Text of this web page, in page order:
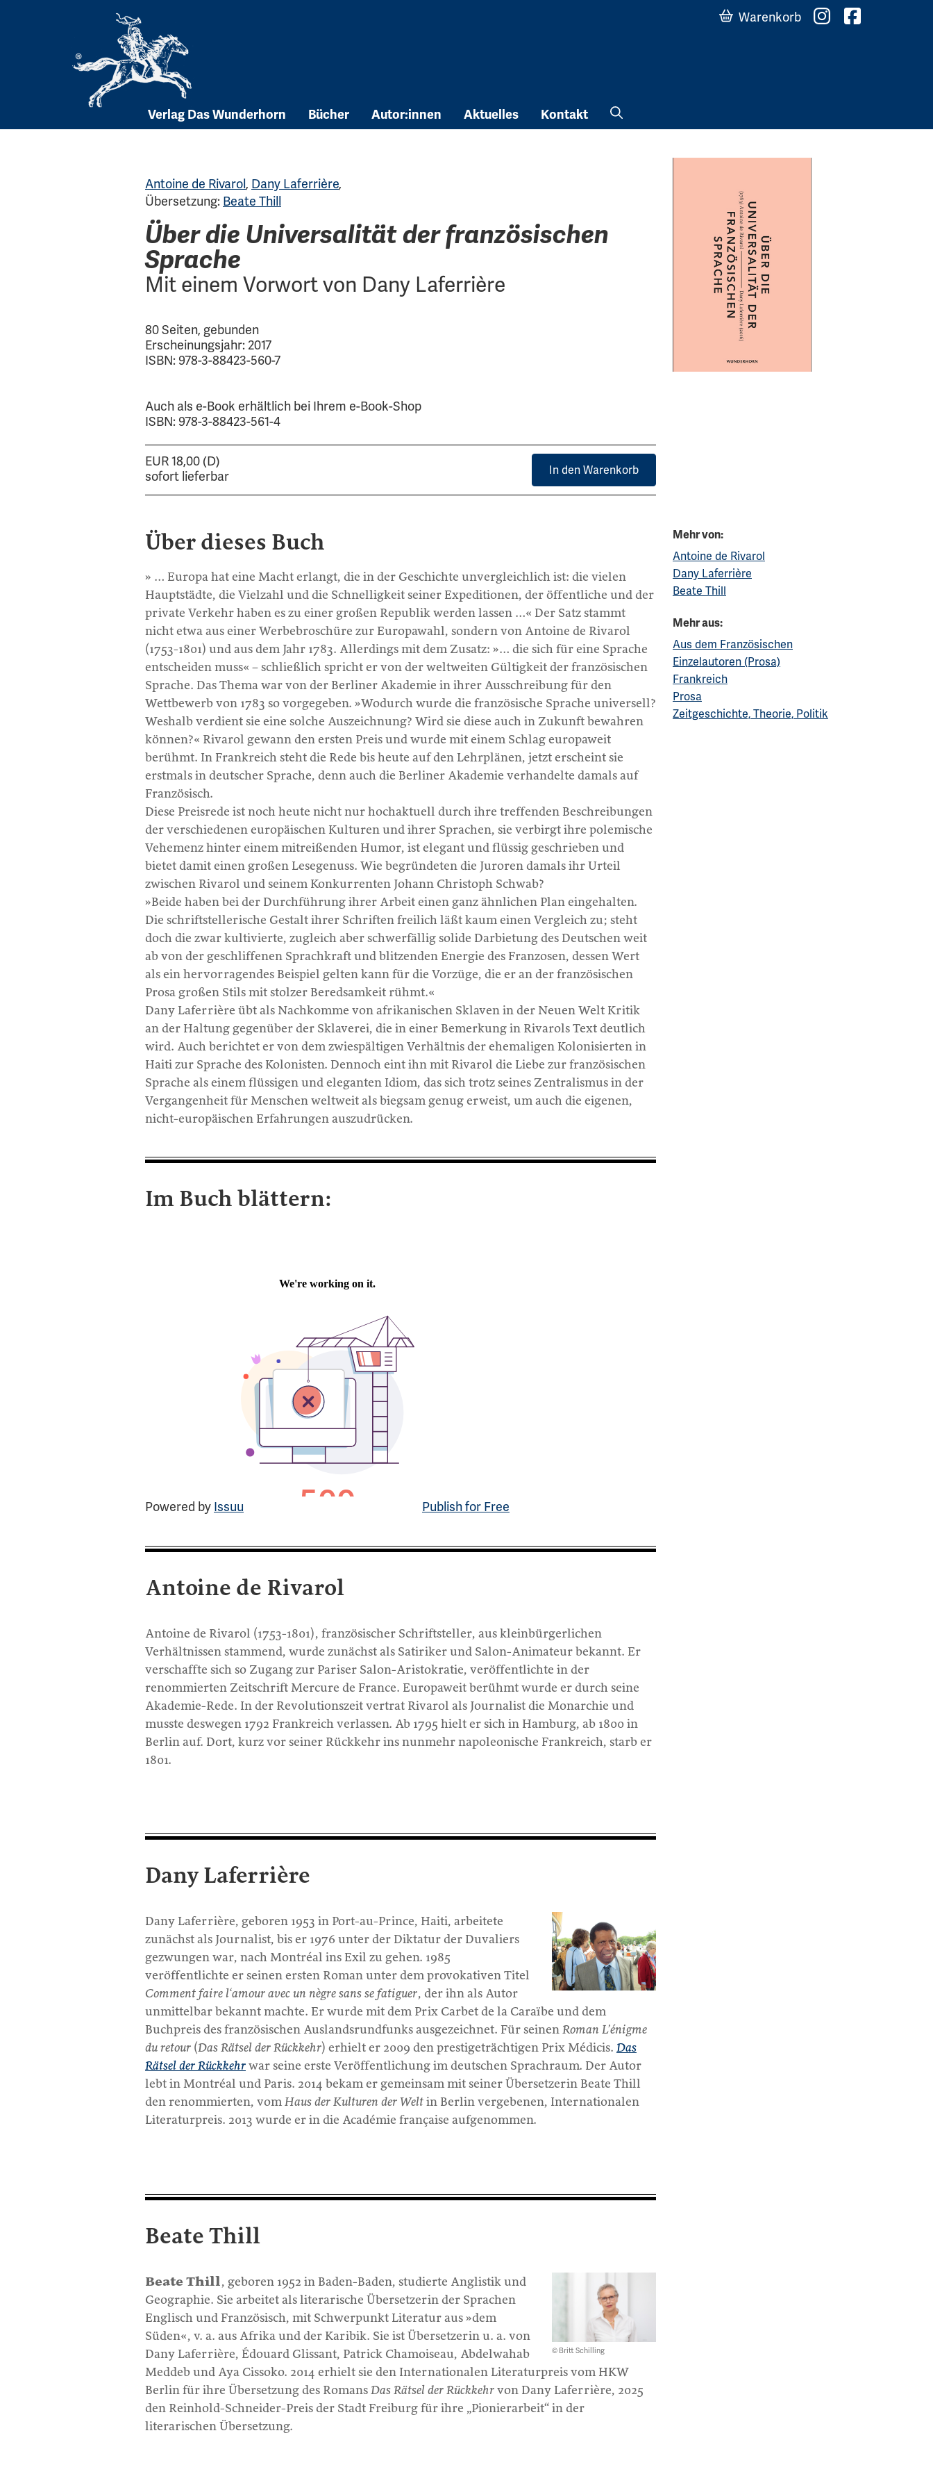
Verlag Das Wunderhorn Bücher Autor:innen Aktuelles Kontakt
Warenkorb
Antoine de Rivarol, Dany Laferrière,
Übersetzung: Beate Thill
Über die Universalität der französischen
Sprache
Mit einem Vorwort von Dany Laferrière
80 Seiten, gebunden
Erscheinungsjahr: 2017
ISBN: 978-3-88423-560-7
Auch als e-Book erhältlich bei Ihrem e-Book-Shop
ISBN: 978-3-88423-561-4
EUR 18,00 (D)
sofort lieferbar
In den Warenkorb
Über dieses Buch
» … Europa hat eine Macht erlangt, die in der Geschichte unvergleichlich ist: die vielen
Hauptstädte, die Vielzahl und die Schnelligkeit seiner Expeditionen, der öffentliche und der
private Verkehr haben es zu einer großen Republik werden lassen …« Der Satz stammt
nicht etwa aus einer Werbebroschüre zur Europawahl, sondern von Antoine de Rivarol
(1753-1801) und aus dem Jahr 1783. Allerdings mit dem Zusatz: »… die sich für eine Sprache
entscheiden muss« – schließlich spricht er von der weltweiten Gültigkeit der französischen
Sprache. Das Thema war von der Berliner Akademie in ihrer Ausschreibung für den
Wettbewerb von 1783 so vorgegeben. »Wodurch wurde die französische Sprache universell?
Weshalb verdient sie eine solche Auszeichnung? Wird sie diese auch in Zukunft bewahren
können?« Rivarol gewann den ersten Preis und wurde mit einem Schlag europaweit
berühmt. In Frankreich steht die Rede bis heute auf den Lehrplänen, jetzt erscheint sie
erstmals in deutscher Sprache, denn auch die Berliner Akademie verhandelte damals auf
Französisch.
Diese Preisrede ist noch heute nicht nur hochaktuell durch ihre treffenden Beschreibungen
der verschiedenen europäischen Kulturen und ihrer Sprachen, sie verbirgt ihre polemische
Vehemenz hinter einem mitreißenden Humor, ist elegant und flüssig geschrieben und
bietet damit einen großen Lesegenuss. Wie begründeten die Juroren damals ihr Urteil
zwischen Rivarol und seinem Konkurrenten Johann Christoph Schwab?
»Beide haben bei der Durchführung ihrer Arbeit einen ganz ähnlichen Plan eingehalten.
Die schriftstellerische Gestalt ihrer Schriften freilich läßt kaum einen Vergleich zu; steht
doch die zwar kultivierte, zugleich aber schwerfällig solide Darbietung des Deutschen weit
ab von der geschliffenen Sprachkraft und blitzenden Energie des Franzosen, dessen Wert
als ein hervorragendes Beispiel gelten kann für die Vorzüge, die er an der französischen
Prosa großen Stils mit stolzer Beredsamkeit rühmt.«
Dany Laferrière übt als Nachkomme von afrikanischen Sklaven in der Neuen Welt Kritik
an der Haltung gegenüber der Sklaverei, die in einer Bemerkung in Rivarols Text deutlich
wird. Auch berichtet er von dem zwiespältigen Verhältnis der ehemaligen Kolonisierten in
Haiti zur Sprache des Kolonisten. Dennoch eint ihn mit Rivarol die Liebe zur französischen
Sprache als einem flüssigen und eleganten Idiom, das sich trotz seines Zentralismus in der
Vergangenheit für Menschen weltweit als biegsam genug erweist, um auch die eigenen,
nicht-europäischen Erfahrungen auszudrücken.
Im Buch blättern:
Powered by Issuu Publish for Free
Antoine de Rivarol
Antoine de Rivarol (1753-1801), französischer Schriftsteller, aus kleinbürgerlichen
Verhältnissen stammend, wurde zunächst als Satiriker und Salon-Animateur bekannt. Er
verschaffte sich so Zugang zur Pariser Salon-Aristokratie, veröffentlichte in der
renommierten Zeitschrift Mercure de France. Europaweit berühmt wurde er durch seine
Akademie-Rede. In der Revolutionszeit vertrat Rivarol als Journalist die Monarchie und
musste deswegen 1792 Frankreich verlassen. Ab 1795 hielt er sich in Hamburg, ab 1800 in
Berlin auf. Dort, kurz vor seiner Rückkehr ins nunmehr napoleonische Frankreich, starb er
1801.
Dany Laferrière
Dany Laferrière, geboren 1953 in Port-au-Prince, Haiti, arbeitete
zunächst als Journalist, bis er 1976 unter der Diktatur der Duvaliers
gezwungen war, nach Montréal ins Exil zu gehen. 1985
veröffentlichte er seinen ersten Roman unter dem provokativen Titel
Comment faire l‘amour avec un nègre sans se fatiguer, der ihn als Autor
unmittelbar bekannt machte. Er wurde mit dem Prix Carbet de la Caraïbe und dem
Buchpreis des französischen Auslandsrundfunks ausgezeichnet. Für seinen Roman L’énigme
du retour (Das Rätsel der Rückkehr) erhielt er 2009 den prestigeträchtigen Prix Médicis. Das
Rätsel der Rückkehr war seine erste Veröffentlichung im deutschen Sprachraum. Der Autor
lebt in Montréal und Paris. 2014 bekam er gemeinsam mit seiner Übersetzerin Beate Thill
den renommierten, vom Haus der Kulturen der Welt in Berlin vergebenen, Internationalen
Literaturpreis. 2013 wurde er in die Académie française aufgenommen.
Beate Thill
© Britt Schilling
Beate Thill , geboren 1952 in Baden-Baden, studierte Anglistik und
Geographie. Sie arbeitet als literarische Übersetzerin der Sprachen
Englisch und Französisch, mit Schwerpunkt Literatur aus »dem
Süden«, v. a. aus Afrika und der Karibik. Sie ist Übersetzerin u. a. von
Dany Laferrière, Édouard Glissant, Patrick Chamoiseau, Abdelwahab
Meddeb und Aya Cissoko. 2014 erhielt sie den Internationalen Literaturpreis vom HKW
Berlin für ihre Übersetzung des Romans Das Rätsel der Rückkehr von Dany Laferrière, 2025
den Reinhold-Schneider-Preis der Stadt Freiburg für ihre „Pionierarbeit“ in der
literarischen Übersetzung.
Mehr von:
Antoine de Rivarol
Dany Laferrière
Beate Thill
Mehr aus:
Aus dem Französischen
Einzelautoren (Prosa)
Frankreich
Prosa
Zeitgeschichte, Theorie, Politik